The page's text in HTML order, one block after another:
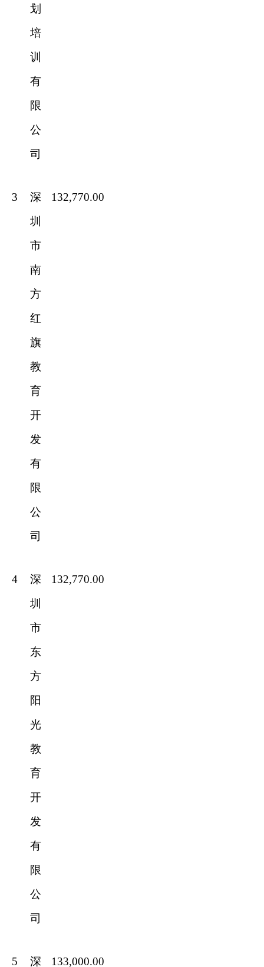
划
培
训
有
限
公
司
3
深
圳
市
南
方
红
旗
教
育
开
发
有
限
公
司
132,770.00
4
深
圳
市
东
方
阳
光
教
育
开
发
有
限
公
司
132,770.00
5 深 133,000.00